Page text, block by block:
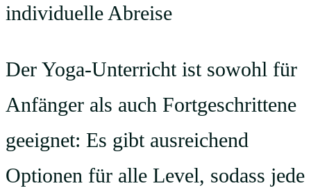
individuelle Abreise
Der Yoga-Unterricht ist sowohl für
Anfänger als auch Fortgeschrittene
geeignet: Es gibt ausreichend
Optionen für alle Level, sodass jede